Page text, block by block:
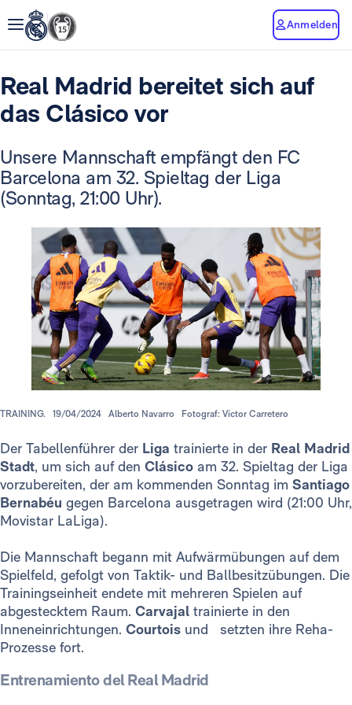
Anmelden
Real Madrid bereitet sich auf
das Clásico vor
Unsere Mannschaft empfängt den FC
Barcelona am 32. Spieltag der Liga
(Sonntag, 21:00 Uhr).
TRAINING. 19/04/2024 Alberto Navarro Fotograf: Víctor Carretero
Der Tabellenführer der Liga trainierte in der Real Madrid
Stadt, um sich auf den Clásico am 32. Spieltag der Liga
vorzubereiten, der am kommenden Sonntag im Santiago
Bernabéu gegen Barcelona ausgetragen wird (21:00 Uhr,
Movistar LaLiga).
Die Mannschaft begann mit Aufwärmübungen auf dem
Spielfeld, gefolgt von Taktik- und Ballbesitzübungen. Die
Trainingseinheit endete mit mehreren Spielen auf
abgestecktem Raum. Carvajal trainierte in den
Inneneinrichtungen. Courtois und setzten ihre Reha-
Prozesse fort.
Entrenamiento del Real Madrid